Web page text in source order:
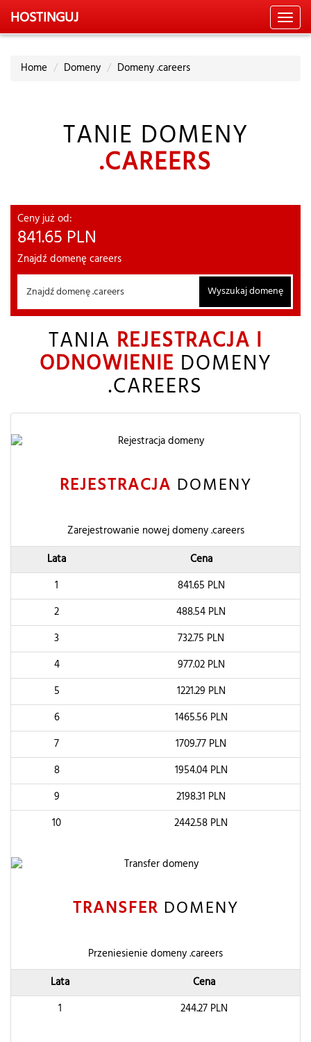
HOSTINGUJ
Home Domeny Domeny .careers
TANIE DOMENY
.CAREERS
Ceny już od:
841.65 PLN
Znajdź domenę careers
Wyszukaj domenę
TANIA REJESTRACJA I
ODNOWIENIE DOMENY
.CAREERS
REJESTRACJA DOMENY
Zarejestrowanie nowej domeny .careers
Lata
Cena
1
841.65 PLN
2
488.54 PLN
3
732.75 PLN
4
977.02PLN
5
1221.29 PLN
6
1465.56PLN
7
1709.77 PLN
8
1954.04PLN
9
2198.31 PLN
10
2442.58 PLN
TRANSFER DOMENY
Przeniesienie domeny .careers
Lata
Cena
1
244.27 PLN